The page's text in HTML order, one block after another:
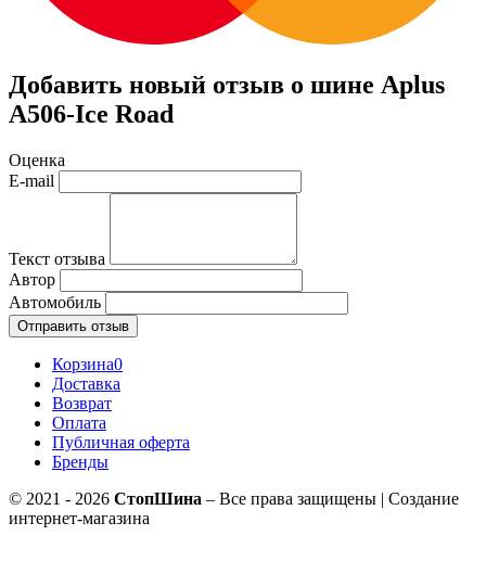
Добавить новый отзыв о шине Aplus
A506-Ice Road
Оценка
E-mail
Текст отзыва
Автор
Автомобиль
Отправить отзыв
Корзина0
Доставка
Возврат
Оплата
Публичная оферта
Бренды
© 2021 - 2026 СтопШина – Все права защищены | Создание
интернет-магазина